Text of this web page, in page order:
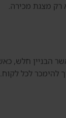
רק מצגת מכירה.
להימכר לכל לקוח.